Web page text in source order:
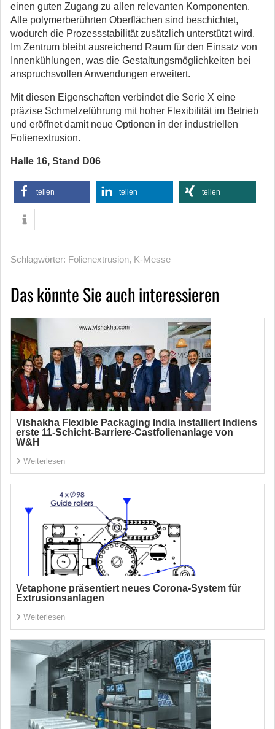
einen guten Zugang zu allen relevanten Komponenten.
Alle polymerberührten Oberflächen sind beschichtet,
wodurch die Prozessstabilität zusätzlich unterstützt wird.
Im Zentrum bleibt ausreichend Raum für den Einsatz von
Innenkühlungen, was die Gestaltungsmöglichkeiten bei
anspruchsvollen Anwendungen erweitert.
Mit diesen Eigenschaften verbindet die Serie X eine
präzise Schmelzeführung mit hoher Flexibilität im Betrieb
und eröffnet damit neue Optionen in der industriellen
Folienextrusion.
Halle 16, Stand D06
teilen teilen teilen
Schlagwörter: Folienextrusion, K-Messe
Das könnte Sie auch interessieren
Vishakha Flexible Packaging India installiert Indiens
erste 11-Schicht-Barriere-Castfolienanlage von
W&H
Weiterlesen
Vetaphone präsentiert neues Corona-System für
Extrusionsanlagen
Weiterlesen